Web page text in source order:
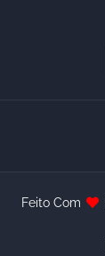
Feito Com